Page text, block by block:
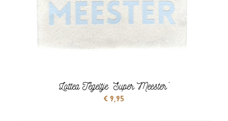
Lottea Tegeltje ‘Super Meester’
€9,95